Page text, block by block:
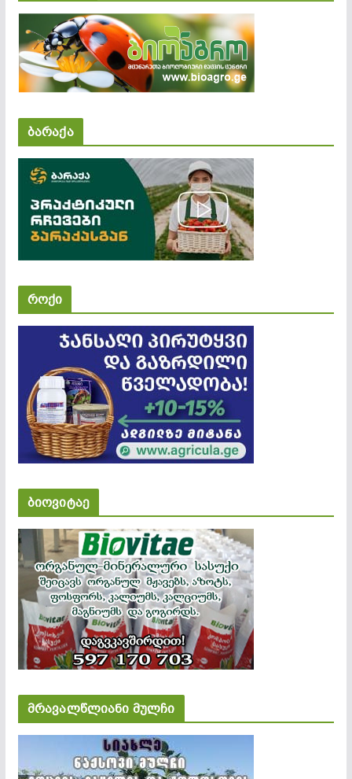
ბარაქა
როქი
ბიოვიტაე
მრავალწლიანი მულჩი